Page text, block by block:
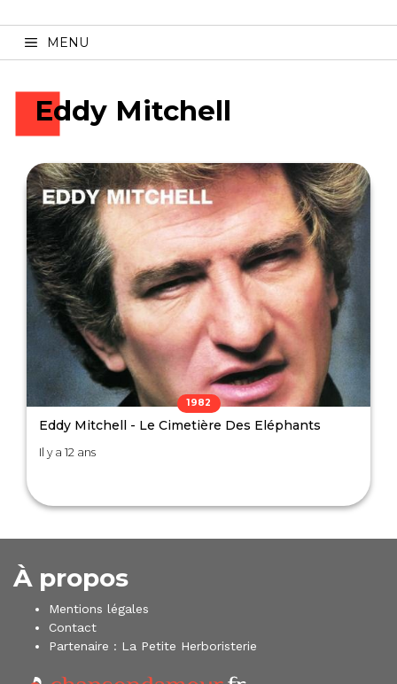
MENU
Eddy Mitchell
1982
Eddy Mitchell - Le Cimetière Des Eléphants
Il y a 12 ans
À propos
Mentions légales
Contact
Partenaire : La Petite Herboristerie